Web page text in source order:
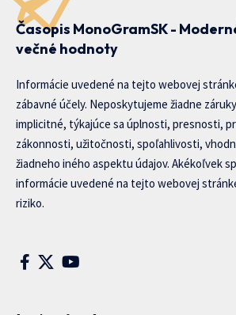
Časopis MonoGramSK -
večné hodnoty
Informácie uvedené na tejto webovej
zábavné účely. Neposkytujeme žiadne
implicitné, týkajúce sa úplnosti, presnosti,
zákonnosti, užitočnosti, spoľahlivosti,
žiadneho iného aspektu údajov. Akékoľvek
informácie uvedené na tejto webovej
riziko.